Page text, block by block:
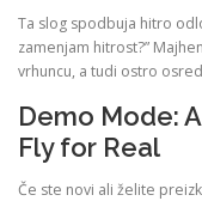
Ta slog spodbuja hitro
zamenjam hitrost?”
vrhuncu, a tudi ostro
Demo Mode:
Fly for Real
Če ste novi ali želite